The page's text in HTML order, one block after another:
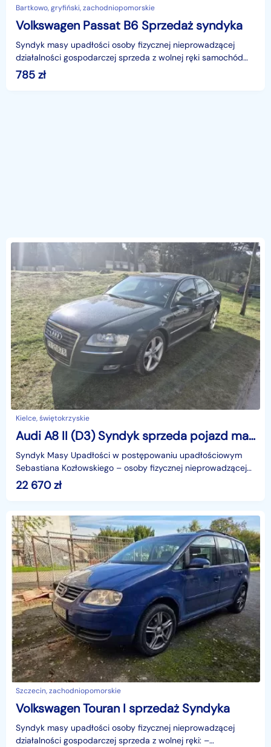
Bartkowo, gryfiński, zachodniopomorskie
Volkswagen Passat B6 Sprzedaż syndyka
Syndyk masy upadłości osoby fizycznej nieprowadzącej
działalności gospodarczej sprzeda z wolnej ręki samochód
osobowy marki Volkswagen Passat B6 2.0 TDI MR’05 E
785 zł
Kielce, świętokrzyskie
Audi A8 II (D3) Syndyk sprzeda pojazd marki AUDI A8
Syndyk Masy Upadłości w postępowaniu upadłościowym
Sebastiana Kozłowskiego – osoby fizycznej nieprowadzącej
działalności gospodarczej, prowadzonym przed Sądem R
22 670zł
Szczecin, zachodniopomorskie
Volkswagen Touran I sprzedaż Syndyka
Syndyk masy upadłości osoby fizycznej nieprowadzącej
działalności gospodarczej sprzeda z wolnej ręki: –